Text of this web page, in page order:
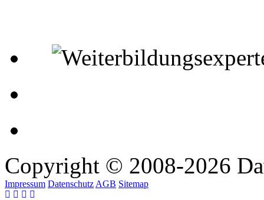
Copyright © 2008-2026
Impressum Datenschutz AGB Sitemap